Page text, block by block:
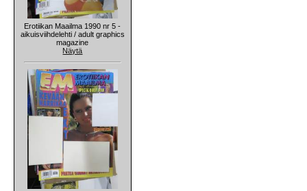
Erotiikan Maailma 1990 nr 5 -
aikuisviihdelehti / adult graphics
magazine
Näytä